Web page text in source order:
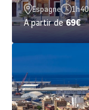
Espagne 1h40
A partir de69€